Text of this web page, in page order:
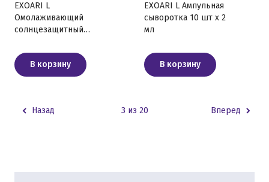
EXOARI L
Омолаживающий
солнцезащитный
50 мл
В корзину
EXOARI L Ампульная
сыворотка 10 шт х 2
мл
В корзину
Назад 3 из 20 Вперед